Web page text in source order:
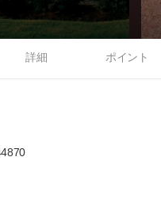
詳細 ポイント